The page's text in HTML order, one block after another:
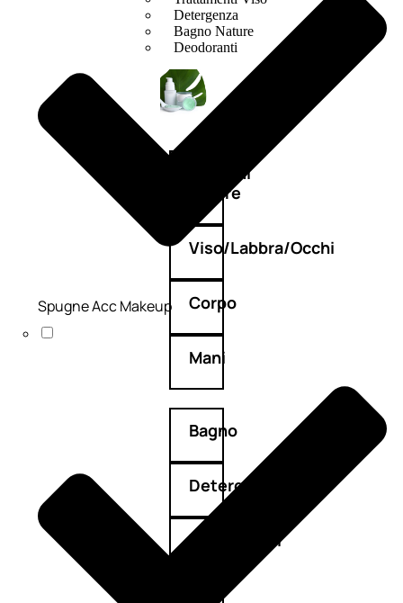
Detergenza
Bagno Nature
Deodoranti
Profumi
nature
Viso/Labbra/Occhi
Corpo
Mani
Bagno
Detergenza
Trattamenti
Spugne Acc Makeup